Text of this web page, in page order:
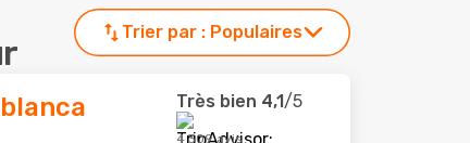
Trier par : Populaires
Très bien 4,1/5
4 309 avis